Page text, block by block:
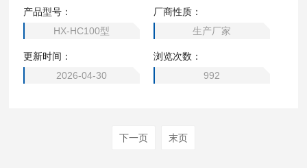
针对水样添加各类化学试剂。
产品型号：
HX-HC100型
厂商性质：
生产厂家
更新时间：
2026-04-30
浏览次数：
992
下一页 末页